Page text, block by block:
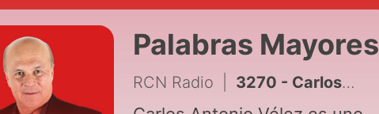
Palabras Mayores
RCN Radio 3270 - Carlos Antonio Vélez y sus Palabras Mayores del 7 de agosto de 2026